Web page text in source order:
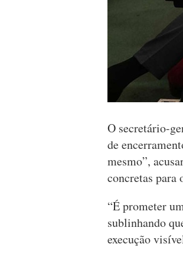
O secretário-
de
mesmo”,
concretas para
“É prometer
sublinhando
execução